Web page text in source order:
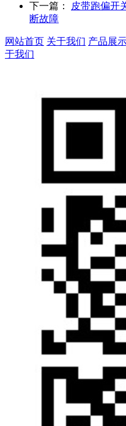
下一篇：
皮带跑偏开
断故障
网站首页 关于我们 产品展
于我们